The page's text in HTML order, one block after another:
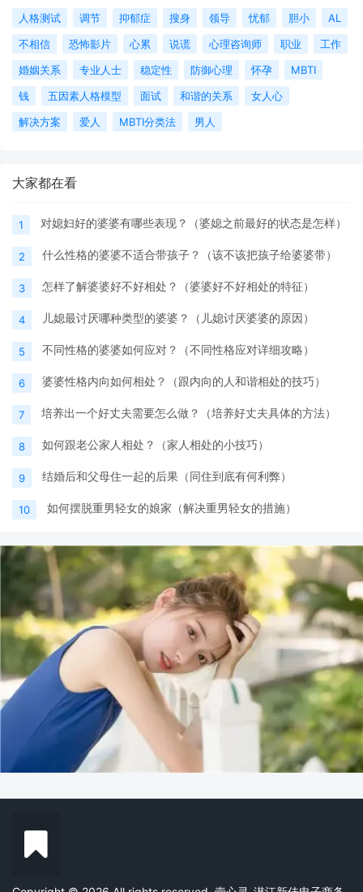
人格测试 调节 抑郁症 搜身 领导 忧郁 胆小
AL
不相信
恐怖影片 心累 说谎 心理咨询师 职业
工作
婚姻关系
专业人士 稳定性 防御心理 怀孕
MBTI
钱
五因素人格模型 面试 和谐的关系
女人心
解决方案
爱人 MBTI分类法 男人
大家都在看
1 对媳妇好的婆婆有哪些表现？（婆媳之前最好的状态是怎样）
2 什么性格的婆婆不适合带孩子？（该不该把孩子给婆婆带）
3 怎样了解婆婆好不好相处？（婆婆好不好相处的特征）
4 儿媳最讨厌哪种类型的婆婆？（儿媳讨厌婆婆的原因）
5 不同性格的婆婆如何应对？（不同性格应对详细攻略）
6 婆婆性格内向如何相处？（跟内向的人和谐相处的技巧）
7 培养出一个好丈夫需要怎么做？（培养好丈夫具体的方法）
8 如何跟老公家人相处？（家人相处的小技巧）
9 结婚后和父母住一起的后果（同住到底有何利弊）
10 如何摆脱重男轻女的娘家（解决重男轻女的措施）